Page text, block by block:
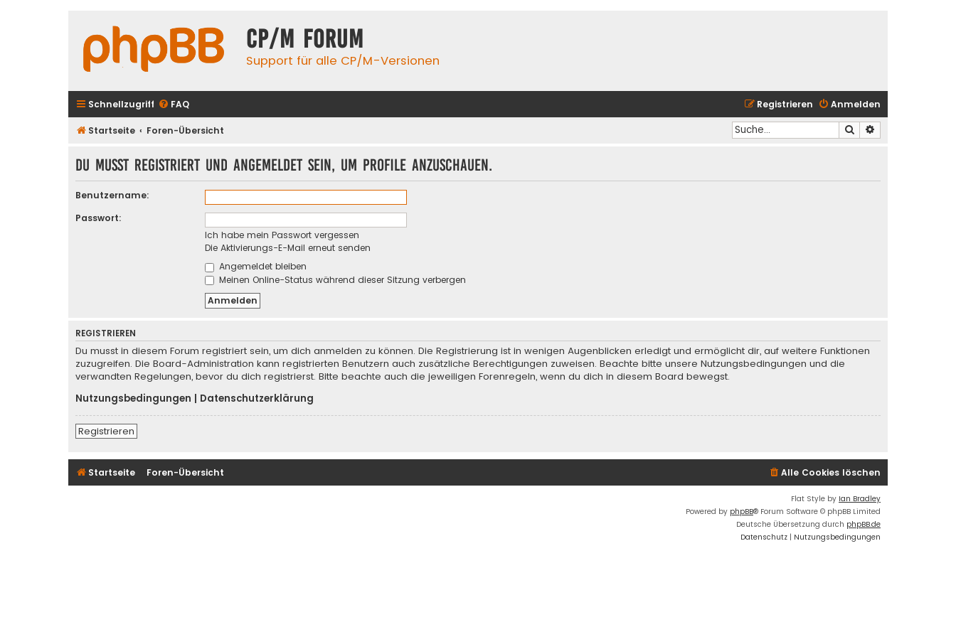
CP/M Forum
Support für alle CP/M-Versionen
Schnellzugriff FAQ Anmelden
Registrieren
Startseite Foren-Übersicht Suche
Du musst registriert und angemeldet sein, um Profile anzuschauen.
Benutzername:
Passwort:
Ich habe mein Passwort vergessen
Die Aktivierungs-E-Mail erneut senden
Angemeldet bleiben
Meinen Online-Status während dieser Sitzung verbergen
REGISTRIEREN
Du musst in diesem Forum registriert sein, um dich anmelden zu können. Die Registrierung ist in wenigen Augenblicken erledigt und ermöglicht dir, auf weitere Funktionen
zuzugreifen. Die Board-Administration kann registrierten Benutzern auch zusätzliche Berechtigungen zuweisen. Beachte bitte unsere Nutzungsbedingungen und die
verwandten Regelungen, bevor du dich registrierst. Bitte beachte auch die jeweiligen Forenregeln, wenn du dich in diesem Board bewegst.
Nutzungsbedingungen
Datenschutzerklärung
Registrieren
Startseite Foren-Übersicht Alle Cookies löschen
Flat Style by Ian Bradley
Powered by phpBB® Forum Software © phpBB Limited
Deutsche Übersetzung durch phpBB.de
Datenschutz | Nutzungsbedingungen